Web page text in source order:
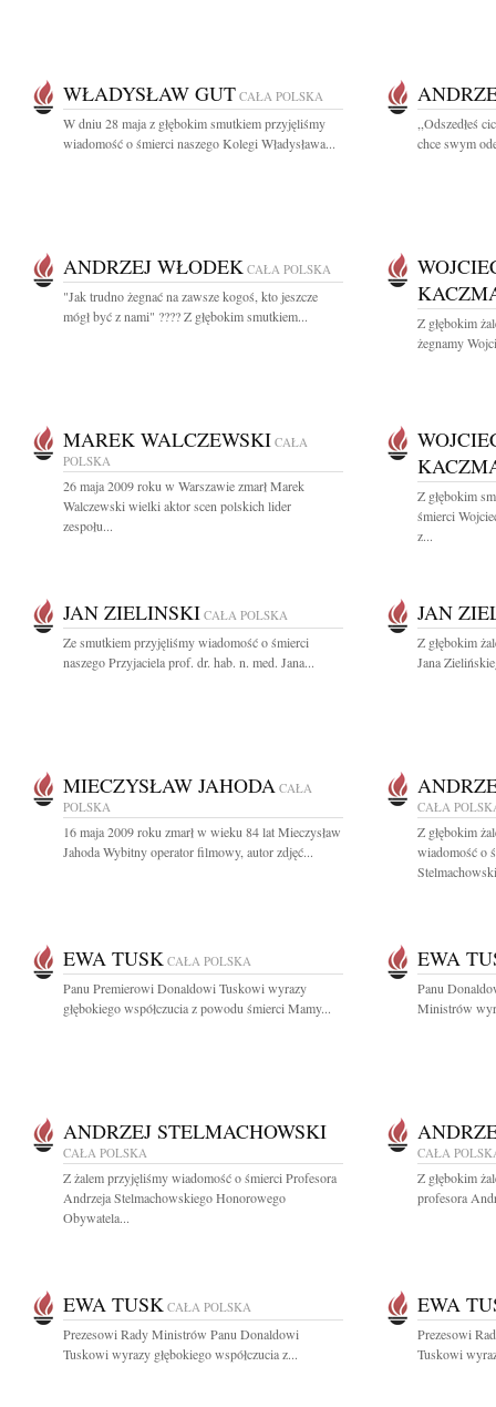
WŁADYSŁAW GUT CAŁA POLSKA
W dniu 28 maja z głębokim smutkiem przyjęliśmy
wiadomość o śmierci naszego Kolegi Władysława...
,,Odszedłeś
chce swym
ANDRZEJ WŁODEK CAŁA POLSKA
"Jak trudno żegnać na zawsze kogoś, kto jeszcze
mógł być z nami" ???? Z głębokim smutkiem...
Z głębokim
żegnamy
MAREK WALCZEWSKI CAŁA
POLSKA
26 maja 2009 roku w Warszawie zmarł Marek
Walczewski wielki aktor scen polskich lider
zespołu...
Z głębokim
śmierci
z...
JAN ZIELINSKI CAŁA POLSKA
Ze smutkiem przyjęliśmy wiadomość o śmierci
naszego Przyjaciela prof. dr. hab. n. med. Jana...
JAN
Z głębokim
Jana
MIECZYSŁAW JAHODA CAŁA
POLSKA
16 maja 2009 roku zmarł w wieku 84 lat Mieczysław
Jahoda Wybitny operator filmowy, autor zdjęć...
CAŁA
Z głębokim
wiadomość o
EWA TUSK CAŁA POLSKA
Panu Premierowi Donaldowi Tuskowi wyrazy
głębokiego współczucia z powodu śmierci Mamy...
EWA
Panu
Ministrów
ANDRZEJ STELMACHOWSKI
CAŁA POLSKA
Z żalem przyjęliśmy wiadomość o śmierci Profesora
Andrzeja Stelmachowskiego Honorowego
Obywatela...
CAŁA
Z głębokim
profesora
EWA TUSK CAŁA POLSKA
Prezesowi Rady Ministrów Panu Donaldowi
Tuskowi wyrazy głębokiego współczucia z...
EWA
Prezesowi
Tuskowi